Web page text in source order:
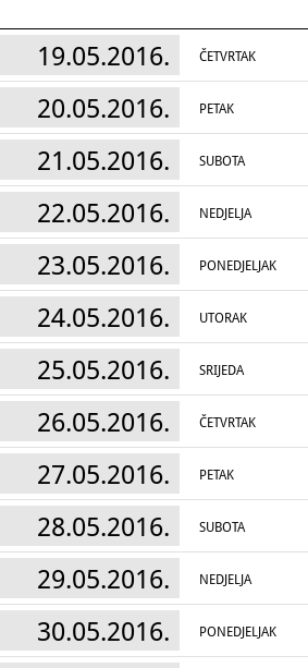
19.05.2016. ČETVRTAK
20.05.2016. PETAK
21.05.2016. SUBOTA
22.05.2016. NEDJELJA
23.05.2016. PONEDJELJAK
24.05.2016. UTORAK
25.05.2016. SRIJEDA
26.05.2016. ČETVRTAK
27.05.2016. PETAK
28.05.2016. SUBOTA
29.05.2016. NEDJELJA
30.05.2016. PONEDJELJAK